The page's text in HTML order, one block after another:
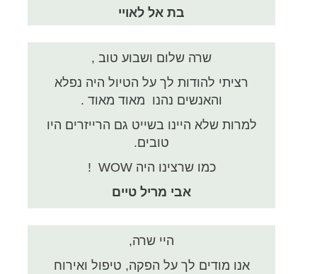
בת אל לאויי
שרה שלום ושבוע טוב ,
רציתי להודות לך על הטיול היה נפלא
והאנשים נהנו מאוד מאוד .
למרות שלא היינו בשייט גם הרייזרים היו
טובים.
כמו שרצינו היה WOW !
אבי מריל טיים
היי שרה,
אנו מודים לך על הפקה, טיפול ואירוח